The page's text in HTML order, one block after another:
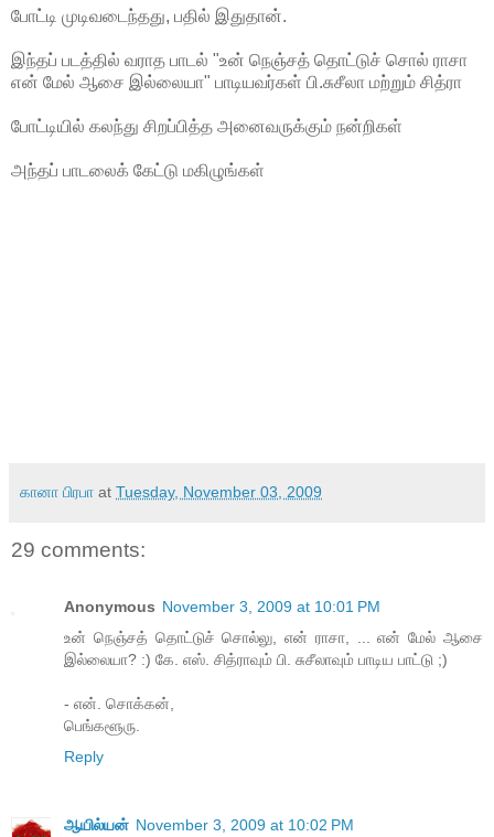
போட்டி முடிவடைந்தது, பதில் இதுதான்.
இந்தப் படத்தில் வராத பாடல் "உன் நெஞ்சத் தொட்டுச் சொல் ராசா
என் மேல் ஆசை இல்லையா" பாடியவர்கள் பி.சுசீலா மற்றும் சித்ரா
போட்டியில் கலந்து சிறப்பித்த அனைவருக்கும் நன்றிகள்
அந்தப் பாடலைக் கேட்டு மகிழுங்கள்
கானா பிரபா at Tuesday, November 03, 2009
29 comments:
Anonymous November 3, 2009 at 10:01 PM
உன் நெஞ்சத் தொட்டுச் சொல்லு, என் ராசா, ... என் மேல் ஆசை
இல்லையா? :) கே. எஸ். சித்ராவும் பி. சுசீலாவும் பாடிய பாட்டு ;)
- என். சொக்கன்,
பெங்களூரு.
Reply
ஆயில்யன் November 3, 2009 at 10:02 PM